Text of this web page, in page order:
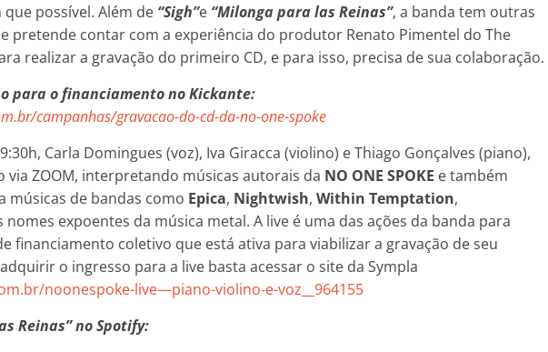
possível. Além de “Sigh”e “Milonga para las Reinas”, a banda tem outras
pretende contar com a experiência do produtor Renato Pimentel do The
realizar a gravação do primeiro CD, e para isso, precisa de sua colaboração.
para o financiamento no Kickante:
campanhas/gravacao-do-cd-da-no-one-spoke
Carla Domingues (voz), Iva Giracca (violino) e Thiago Gonçalves (piano),
via ZOOM, interpretando músicas autorais da NO ONE SPOKE e também
músicas de bandas como Epica, Nightwish, Within Temptation,
nomes expoentes da música metal. A live é uma das ações da banda para
financiamento coletivo que está ativa para viabilizar a gravação de seu
o ingresso para a live basta acessar o site da Sympla
noonespoke-live—piano-violino-e-voz__964155
Reinas” no Spotify: